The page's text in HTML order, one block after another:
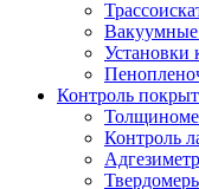
Установки
Контроль
Контроль